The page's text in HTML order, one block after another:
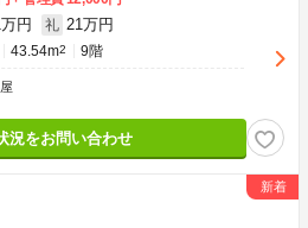
円 礼 21万円
43.54m2 9階
況をお問い合わせ